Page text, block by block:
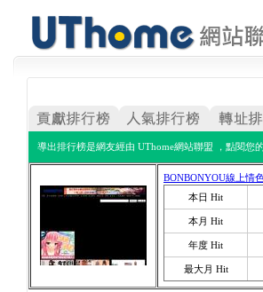
導出排行榜是網友經由 UThome網站聯盟 ，點閱您
BONBONYOU線上情
本日 Hit
本月 Hit
年度 Hit
最大月 Hit